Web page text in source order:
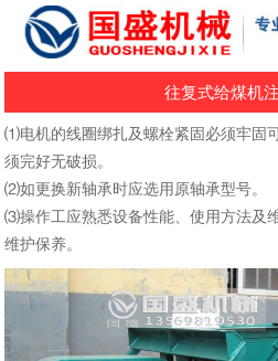
往复式给煤机
⑴电机的线圈绑扎及螺栓紧固必须牢固
须完好无破损。
⑵如更换新轴承时应选用原轴承型号。
⑶操作工应熟悉设备性能、使用方法及
维护保养。